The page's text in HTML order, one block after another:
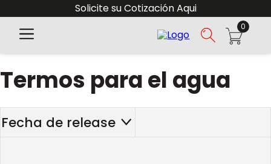
Solicite su Cotización Aqui
0
Termos para el agua
Fecha de release